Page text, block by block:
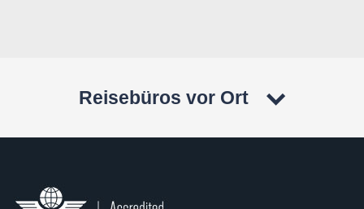
Reisebüros vor Ort